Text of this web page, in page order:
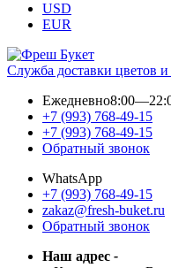
USD
EUR
Служба доставки цветов и
Ежедневно
+7 (993) 768-49-15
+7 (993) 768-49-15
Обратный звонок
WhatsApp
+7 (993) 768-49-15
zakaz@fresh-buket.ru
Обратный звонок
Наш адрес -